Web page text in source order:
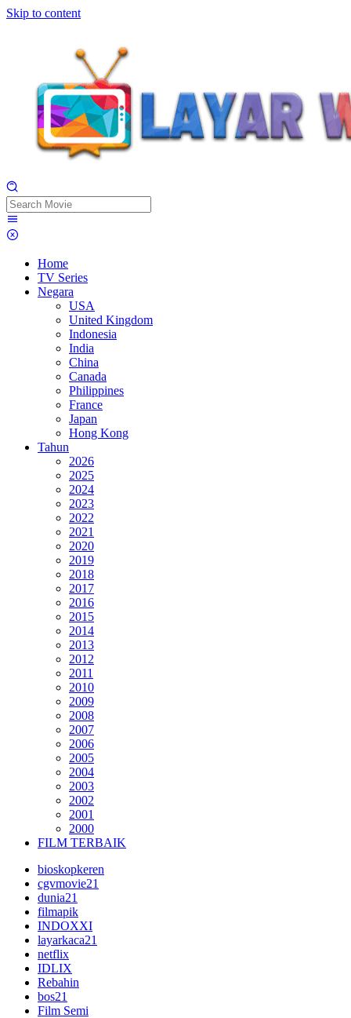
Skip to content
Home
TV Series
Negara
USA
United Kingdom
Indonesia
India
China
Canada
Philippines
France
Japan
Hong Kong
Tahun
2026
2025
2024
2023
2022
2021
2020
2019
2018
2017
2016
2015
2014
2013
2012
2011
2010
2009
2008
2007
2006
2005
2004
2003
2002
2001
2000
FILM TERBAIK
bioskopkeren
cgvmovie21
dunia21
filmapik
INDOXXI
layarkaca21
netflix
IDLIX
Rebahin
bos21
Film Semi